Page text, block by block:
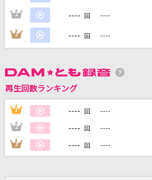
DAMの新曲・ランキングなど
DAMに会員登録・ログインして
自宅でカラオケ歌い放題！
2 ---- 回 ----
3 ---- 回 ----
再生回数ランキング
1 ---- 回 ----
2 ---- 回 ----
3 ---- 回 ----